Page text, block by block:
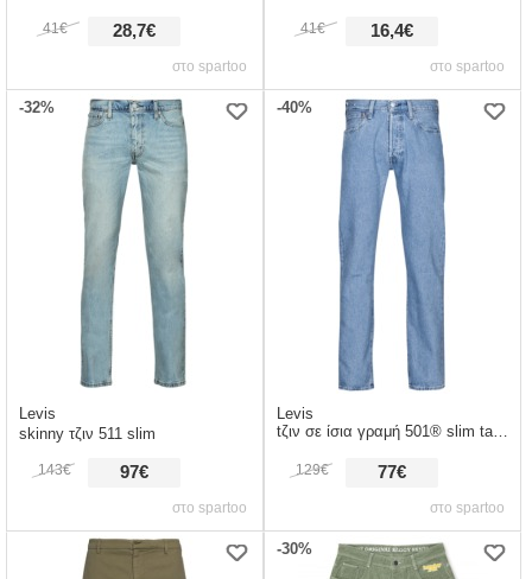
στο spartoo
28,7€
41€
στο spartoo
16,4€
41€
-32%
στο spartoo
Levis
skinny τζιν 511 slim
97€
143€
-40%
στο spartoo
Levis
tζιν σε ίσια γραμή 501® slim taper
77€
129€
-30%